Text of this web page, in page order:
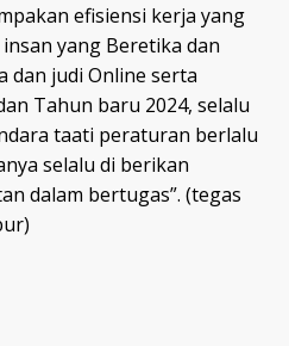
efisiensi kerja yang
yang Beretika dan
dan judi Online serta
Tahun baru 2024, selalu
taati peraturan berlalu
selalu di berikan
dalam bertugas”. (tegas